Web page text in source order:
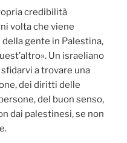
credibilità
volta che viene
della gente in Palestina,
Un israeliano
a trovare una
dei diritti delle
del buon senso,
dai palestinesi, se non